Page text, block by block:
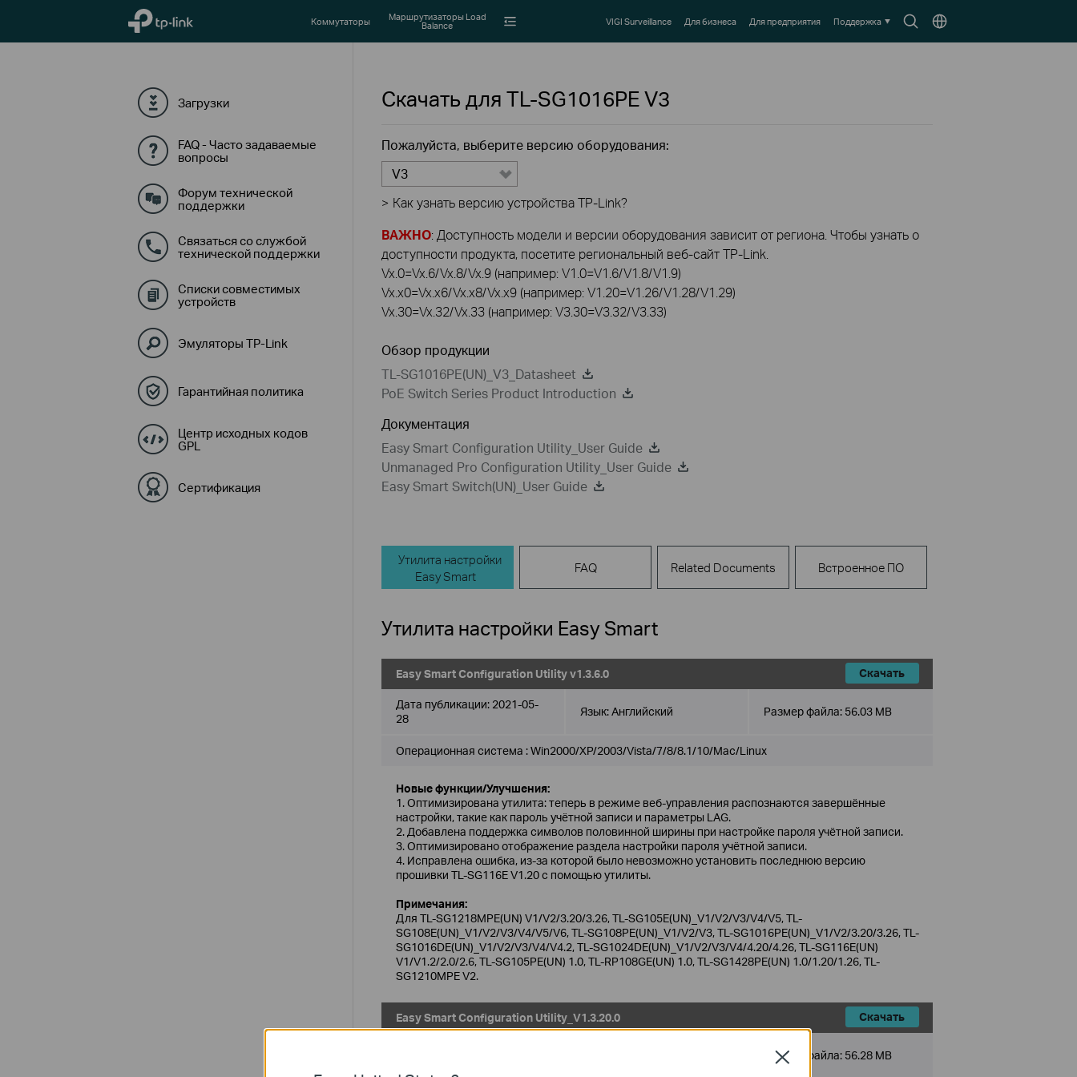
TP-Link, Reliably Smart
SearchВыберите
Коммутаторы Маршрутизаторы Load
Balance VIGI Surveillance Для бизнеса Для предприятия Поддержка
Загрузки
FAQ - Часто задаваемые
вопросы
Форум технической
поддержки
Связаться со службой
технической поддержки
Списки совместимых
устройств
Эмуляторы TP-Link
Гарантийная политика
Центр исходных кодов
GPL
Сертификация
Скачать для TL-SG1016PE V3
Пожалуйста, выберите версию оборудования:
V3
> Как узнать версию устройства TP-Link?
ВАЖНО: Доступность модели и версии оборудования зависит от региона. Чтобы узнать о
доступности продукта, посетите региональный веб-сайт TP-Link.
Vx.0=Vx.6/Vx.8/Vx.9 (например: V1.0=V1.6/V1.8/V1.9)
Vx.x0=Vx.x6/Vx.x8/Vx.x9 (например: V1.20=V1.26/V1.28/V1.29)
Vx.30=Vx.32/Vx.33 (например: V3.30=V3.32/V3.33)
Обзор продукции
TL-SG1016PE(UN)_V3_Datasheet
PoE Switch Series Product Introduction
Документация
Easy Smart Configuration Utility_User Guide
Unmanaged Pro Configuration Utility_User Guide
Easy Smart Switch(UN)_User Guide
Утилита настройки
Easy Smart
FAQ Related Documents Встроенное ПО
Утилита настройки Easy Smart
Easy Smart Configuration Utility v1.3.6.0 Скачать
Дата публикации: 2021-05-
28
Язык:Английский Размер файла: 56.03 MB
Операционная система : Win2000/XP/2003/Vista/7/8/8.1/10/Mac/Linux
Новые функции/Улучшения:
1. Оптимизирована утилита: теперь в режиме веб-управления распознаются завершённые
настройки, такие как пароль учётной записи и параметры LAG.
2. Добавлена поддержка символов половинной ширины при настройке пароля учётной записи.
3. Оптимизировано отображение раздела настройки пароля учётной записи.
4. Исправлена ошибка, из-за которой было невозможно установить последнюю версию
прошивки TL-SG116E V1.20 с помощью утилиты.
Примечания:
Для TL-SG1218MPE(UN) V1/V2/3.20/3.26, TL-SG105E(UN)_V1/V2/V3/V4/V5, TL-
SG108E(UN)_V1/V2/V3/V4/V5/V6, TL-SG108PE(UN)_V1/V2/V3, TL-SG1016PE(UN)_V1/V2/3.20/3.26, TL-
SG1016DE(UN)_V1/V2/V3/V4/V4.2, TL-SG1024DE(UN)_V1/V2/V3/V4/4.20/4.26, TL-SG116E(UN)
V1/V1.2/2.0/2.6, TL-SG105PE(UN) 1.0, TL-RP108GE(UN) 1.0, TL-SG1428PE(UN) 1.0/1.20/1.26, TL-
SG1210MPE V2.
Easy Smart Configuration Utility_V1.3.20.0 Скачать
Размер файла: 56.28 MB
Close